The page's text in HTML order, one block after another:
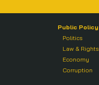
Public Policy
Politics
Law & Rights
Economy
Corruption